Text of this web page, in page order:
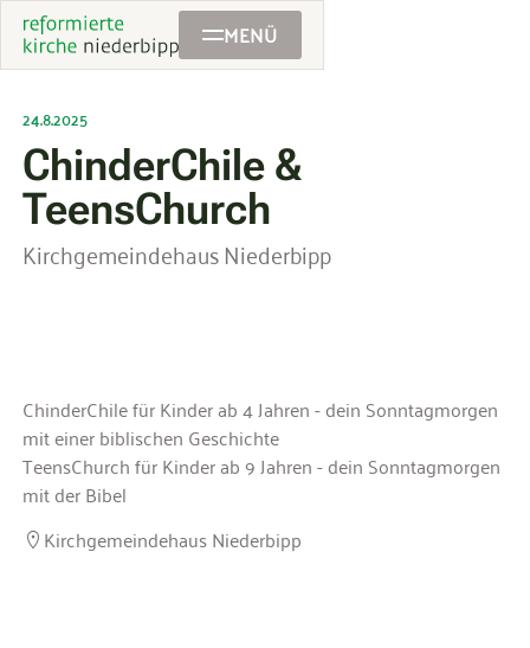
MENÜ
24.8.2025
ChinderChile &
TeensChurch
Kirchgemeindehaus Niederbipp
ChinderChile für Kinder ab 4 Jahren - dein Sonntagmorgen
mit einer biblischen Geschichte
TeensChurch für Kinder ab 9 Jahren - dein Sonntagmorgen
mit der Bibel
Kirchgemeindehaus Niederbipp